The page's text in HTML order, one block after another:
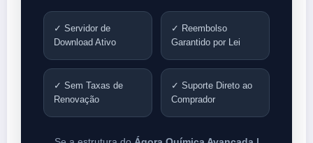
✓ Servidor de
Download Ativo
✓ Reembolso
Garantido por Lei
✓ Sem Taxas de
Renovação
✓ Suporte Direto ao
Comprador